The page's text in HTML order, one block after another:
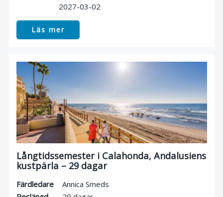
2027-03-02
Läs mer
Långtidssemester i Calahonda, Andalusiens
kustpärla – 29 dagar
Färdledare
Annica Smeds